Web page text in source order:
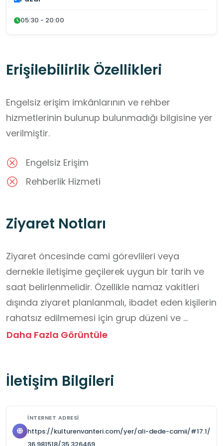
05:30 - 20:00
Erişilebilirlik Özellikleri
Engelsiz erişim imkânlarının ve rehber
hizmetlerinin bulunup bulunmadığı bilgisine yer
verilmiştir.
Engelsiz Erişim
Rehberlik Hizmeti
Ziyaret Notları
Ziyaret öncesinde cami görevlileri veya
dernekle iletişime geçilerek uygun bir tarih ve
saat belirlenmelidir. Özellikle namaz vakitleri
dışında ziyaret planlanmalı, ibadet eden kişilerin
rahatsız edilmemesi için grup düzeni ve
sessizlik sağlanmalıdır. Öğrencilerin camiye
önceden bilgilendirme yapılmalı ve gerekirse
öğrencilerin kolay çıkarılabilir ayakkabılar
giymesi tavsiye edilir.
Daha Fazla Görüntüle
İletişim Bilgileri
İNTERNET ADRESI
https://kulturenvanteri.com/yer/ali-dede-camii/#17.1/